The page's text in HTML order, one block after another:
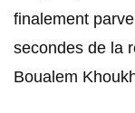
finalement
secondes de la
Boualem